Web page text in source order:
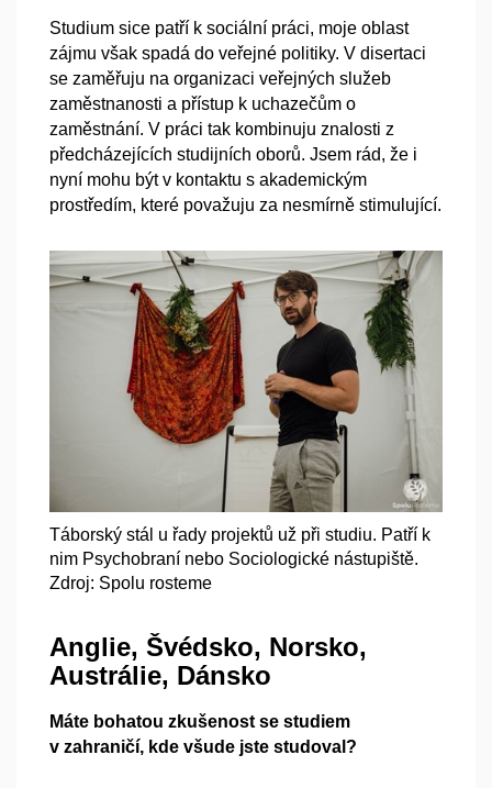
Studium sice patří k sociální práci, moje oblast
zájmu však spadá do veřejné politiky. V disertaci
se zaměřuju na organizaci veřejných služeb
zaměstnanosti a přístup k uchazečům o
zaměstnání. V práci tak kombinuju znalosti z
předcházejících studijních oborů. Jsem rád, že i
nyní mohu být v kontaktu s akademickým
prostředím, které považuju za nesmírně stimulující.
Táborský stál u řady projektů už při studiu. Patří k
nim Psychobraní nebo Sociologické nástupiště.
Zdroj: Spolu rosteme
Anglie, Švédsko, Norsko,
Austrálie, Dánsko
Máte bohatou zkušenost se studiem
v zahraničí, kde všude jste studoval?